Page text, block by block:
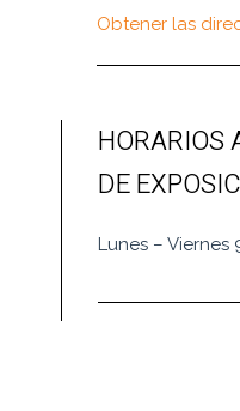
Obtener las
HORARIOS
DE
Lunes – Viernes